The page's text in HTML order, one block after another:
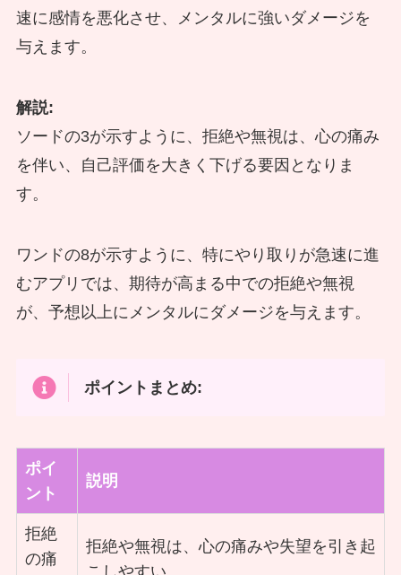
速に感情を悪化させ、メンタルに強いダメージを
与えます。
解説:
ソードの3が示すように、拒絶や無視は、心の痛み
を伴い、自己評価を大きく下げる要因となりま
す。
ワンドの8が示すように、特にやり取りが急速に進
むアプリでは、期待が高まる中での拒絶や無視
が、予想以上にメンタルにダメージを与えます。
ポイントまとめ:
ポイ
ント
説明
拒絶
の痛
拒絶や無視は、心の痛みや失望を引き起